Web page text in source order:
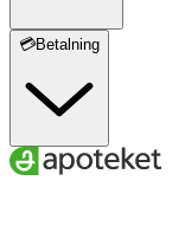
💳Betalning